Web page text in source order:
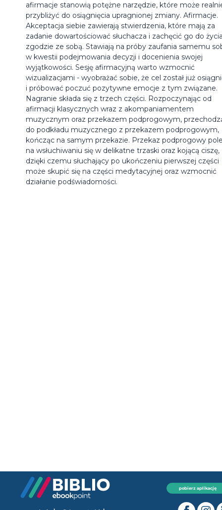
afirmacje stanowią potężne narzędzie, które może
przybliżyć do osiągnięcia upragnionej zmiany. Afirmacje.
Akceptacja siebie zawierają stwierdzenia, które mają za
zadanie dowartościować słuchacza i zachęcić go do
zgodzie ze sobą. Stawiają na próby zaufania samemu
w kwestii podejmowania decyzji i docenienia swojej
wyjątkowości. Sesję afirmacyjną warto wzmocnić
wizualizacjami - wyobrażać sobie, że cel został już
i próbować poczuć pozytywne emocje z tym związane.
Nagranie składa się z trzech części. Rozpoczynając od
afirmacji klasycznych wraz z akompaniamentem
muzycznym oraz przekazem podprogowym,
do podkładu muzycznego z przekazem podprogowym,
kończąc na samym przekazie. Przekaz podprogowy
na wsłuchiwaniu się w delikatne trzaski oraz kojącą ciszę,
dzięki czemu słuchający po ukończeniu pierwszej części
może skupić się na części medytacyjnej oraz wzmocnić
działanie podświadomości.
pobierz aplikację